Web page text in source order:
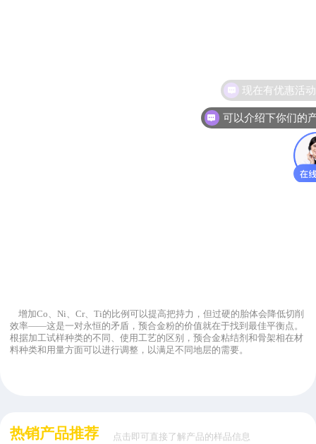
增加Co、Ni、Cr、Ti的比例可以提高把持力，但过硬的胎体会降低切削
效率——这是一对永恒的矛盾，预合金粉的价值就在于找到最佳平衡点。
根据加工试样种类的不同、使用工艺的区别，预合金粘结剂和骨架相在材
料种类和用量方面可以进行调整，以满足不同地层的需要。
热销产品推荐 点击即可直接了解产品的样品信息
现在有优惠活